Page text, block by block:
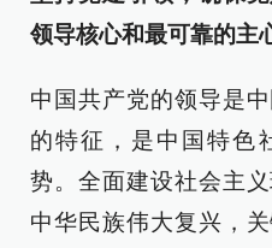
领导核心和最可靠的主
中国共产党的领导是
的特征，是中国特色
势。全面建设社会主
中华民族伟大复兴，